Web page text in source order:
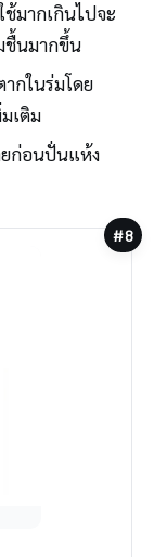
มากเกินไปจะ
ชื้นมากขึ้น
กในร่มโดย
เติม
ยก่อนปั่นแห้ง
#8